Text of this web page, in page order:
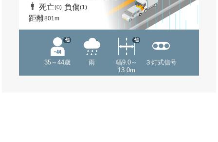
死亡(0) 負傷(1)
距離801m
35～44歳
他
雨
幅9.0～
13.0m
他
３灯式信号